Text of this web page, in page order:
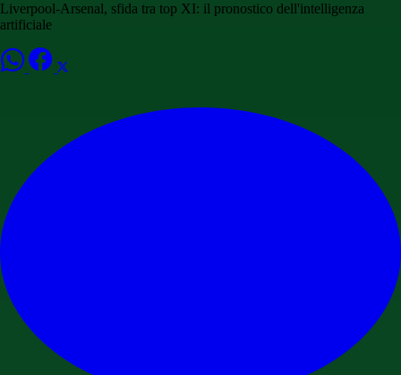
Liverpool-Arsenal, sfida tra top XI: il pronostico dell'intelligenza
artificiale